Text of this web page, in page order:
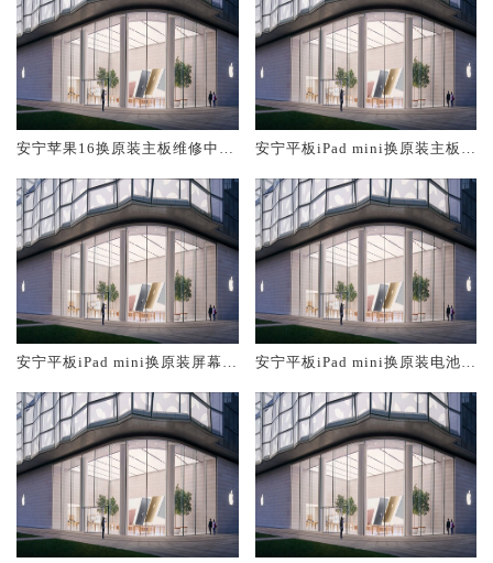
安宁苹果16换原装主板维修中心
安宁平板iPad mini换原装主板维
安宁平板iPad mini换原装屏幕服
安宁平板iPad mini换原装电池维